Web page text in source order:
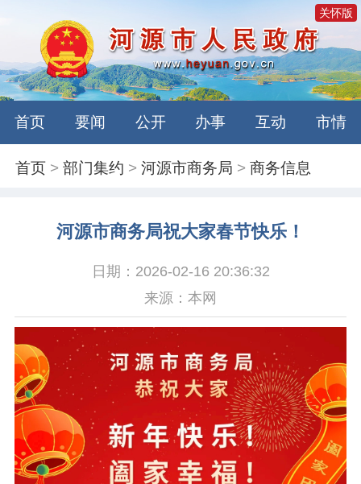
关怀版
首页 要闻 公开 办事 互动 市情
首页 >部门集约 >河源市商务局 >商务信息
河源市商务局祝大家春节快乐！
日期：2026-02-16 20:36:32
来源：本网